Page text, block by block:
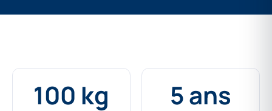
100 kg 5 ans